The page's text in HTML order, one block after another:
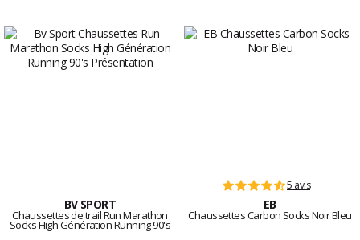
BV SPORT
Chaussettes de trail Run Marathon
Socks High Génération Running 90's
5 avis
EB
Chaussettes Carbon Socks Noir Bleu